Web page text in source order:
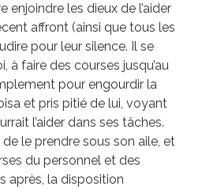
enjoindre les dieux de l’aider
affront (ainsi que tous les
pour leur silence. Il se
à faire des courses jusqu’au
pour engourdir la
et pris pitié de lui, voyant
l’aider dans ses tâches.
le prendre sous son aile, et
du personnel et des
après, la disposition